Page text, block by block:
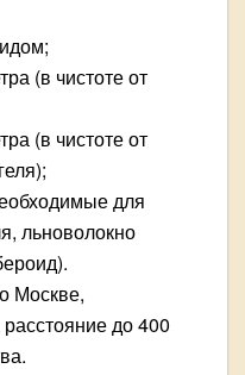
(в чистоте от
(в чистоте от
для
льноволокно
Москве,
до 400